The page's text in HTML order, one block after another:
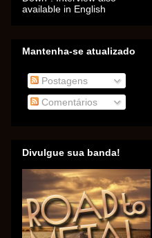
available in English
Mantenha-se atualizado
Postagens
Comentários
Divulgue sua banda!